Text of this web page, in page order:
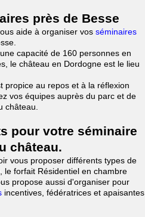
près de Besse
aide à organiser vos séminaires
capacité de 160 personnes en
le château en Dordogne est le lieu
propice au repos et à la réflexion
vos équipes auprès du parc et de
château.
pour votre séminaire
château.
vous proposer différents types de
le forfait Résidentiel en chambre
propose aussi d'organiser pour
incentives, fédératrices et apaisantes